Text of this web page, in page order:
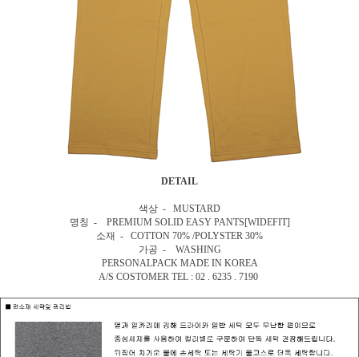
DETAIL
색상 - MUSTARD
명칭 - PREMIUM SOLID EASY PANTS[WIDEFIT]
소재 - COTTON 70% /POLYSTER 30%
가공 - WASHING
PERSONALPACK MADE IN KOREA
A/S COSTOMER TEL : 02 . 6235 . 7190